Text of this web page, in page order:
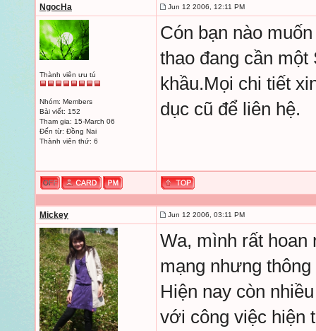
NgocHa Jun 12 2006, 12:11 PM
Thành viên ưu tú
Nhóm: Members
Bài viết: 152
Tham gia: 15-March 06
Đến từ: Đồng Nai
Thành viên thứ: 6
Cón bạn nào
thao đang cần
khầu.Mọi chi tiết
dục cũ để liên hệ.
Mickey Jun 12 2006, 03:11 PM
Wa, mình rất hoan
mạng nhưng
Hiện nay còn
với công việc hiện